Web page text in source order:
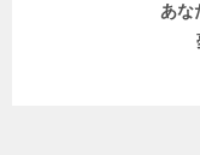
あな